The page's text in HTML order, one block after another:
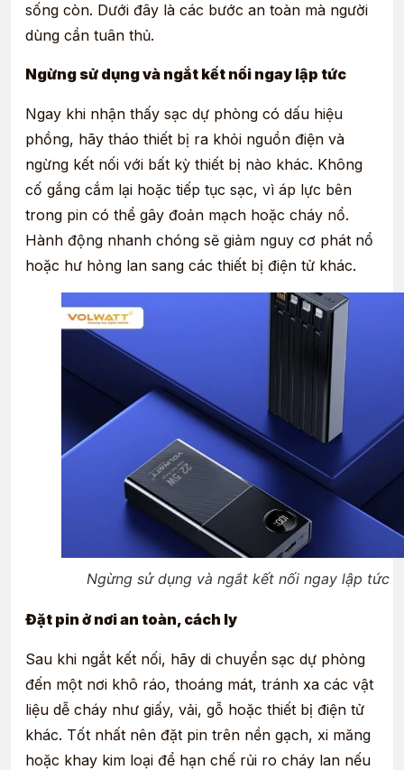
sống còn. Dưới đây là các bước an toàn mà người
dùng cần tuân thủ.
Ngừng sử dụng và ngắt kết nối ngay lập tức
Ngay khi nhận thấy sạc dự phòng có dấu hiệu
phồng, hãy tháo thiết bị ra khỏi nguồn điện và
ngừng kết nối với bất kỳ thiết bị nào khác. Không
cố gắng cắm lại hoặc tiếp tục sạc, vì áp lực bên
trong pin có thể gây đoản mạch hoặc cháy nổ.
Hành động nhanh chóng sẽ giảm nguy cơ phát nổ
hoặc hư hỏng lan sang các thiết bị điện tử khác.
Ngừng sử dụng và ngắt kết nối ngay lập tức
Đặt pin ở nơi an toàn, cách ly
Sau khi ngắt kết nối, hãy di chuyển sạc dự phòng
đến một nơi khô ráo, thoáng mát, tránh xa các vật
liệu dễ cháy như giấy, vải, gỗ hoặc thiết bị điện tử
khác. Tốt nhất nên đặt pin trên nền gạch, xi măng
hoặc khay kim loại để hạn chế rủi ro cháy lan nếu